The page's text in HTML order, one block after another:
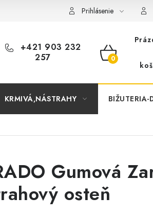
Prihlásenie
+421 903 232
257
KRMIVÁ,NÁSTRAHY BIŽUTERIA-
Gumová
osteň